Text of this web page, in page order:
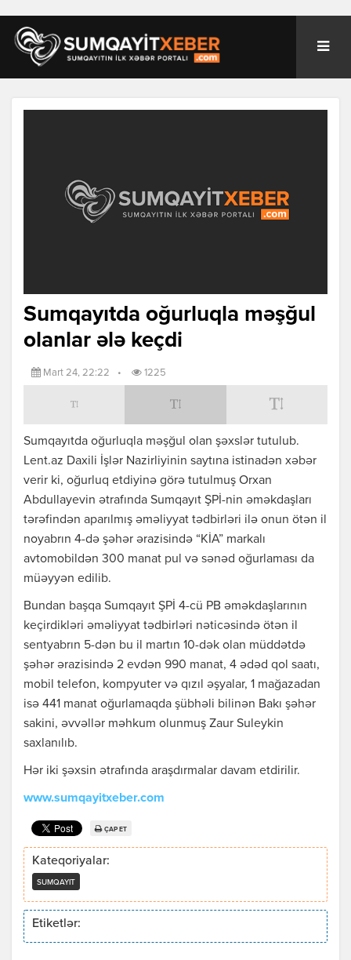
Sumqayıtda oğurluqla məşğul
olanlar ələ keçdi
Mart 24, 22:22 • 1225
Sumqayıtda oğurluqla məşğul olan şəxslər tutulub.
Lent.az Daxili İşlər Nazirliyinin saytına istinadən xəbər
verir ki, oğurluq etdiyinə görə tutulmuş Orxan
Abdullayevin ətrafında Sumqayıt ŞPİ-nin əməkdaşları
tərəfindən aparılmış əməliyyat tədbirləri ilə onun ötən il
noyabrın 4-də şəhər ərazisində “KİA” markalı
avtomobildən 300 manat pul və sənəd oğurlaması da
müəyyən edilib.
Bundan başqa Sumqayıt ŞPİ 4-cü PB əməkdaşlarının
keçirdikləri əməliyyat tədbirləri nəticəsində ötən il
sentyabrın 5-dən bu il martın 10-dək olan müddətdə
şəhər ərazisində 2 evdən 990 manat, 4 ədəd qol saatı,
mobil telefon, kompyuter və qızıl əşyalar, 1 mağazadan
isə 441 manat oğurlamaqda şübhəli bilinən Bakı şəhər
sakini, əvvəllər məhkum olunmuş Zaur Suleykin
saxlanılıb.
Hər iki şəxsin ətrafında araşdırmalar davam etdirilir.
www.sumqayitxeber.com
ÇAP ET
Kateqoriyalar:
SUMQAYIT
Etiketlər: